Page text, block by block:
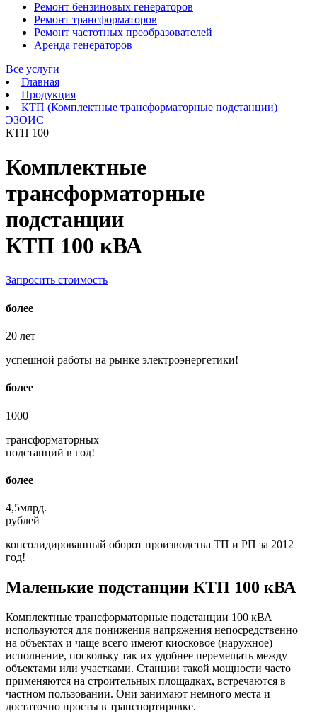
Ремонт бензиновых генераторов
Ремонт трансформаторов
Ремонт частотных преобразователей
Аренда генераторов
Все услуги
Главная
Продукция
КТП (Комплектные трансформаторные подстанции)
ЭЗОИС
КТП 100
Комплектные
трансформаторные
подстанции
КТП 100 кВА
Запросить стоимость
более
20 лет
успешной работы на рынке электроэнергетики!
более
1000
трансформаторных
подстанций в год!
более
4,5млрд.
рублей
консолидированный оборот производства ТП и РП за 2012
год!
Маленькие подстанции КТП 100 кВА
Комплектные трансформаторные подстанции 100 кВА
используются для понижения напряжения непосредственно
на объектах и чаще всего имеют киосковое (наружное)
исполнение, поскольку так их удобнее перемещать между
объектами или участками. Станции такой мощности часто
применяются на строительных площадках, встречаются в
частном пользовании. Они занимают немного места и
достаточно просты в транспортировке.